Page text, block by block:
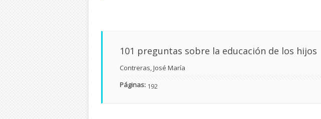
101 preguntas sobre la educación de los hijos
Contreras, José María
Páginas: 192